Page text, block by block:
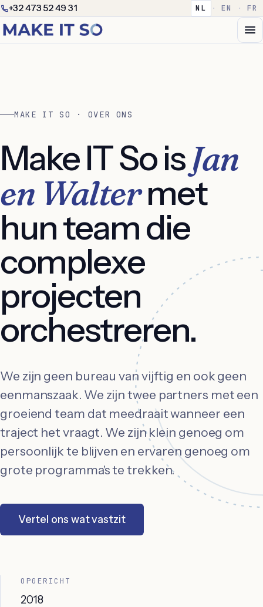
+32 473 52 49 31 NL · EN · FR
MAKE IT SO · OVER ONS
Make IT So isJan
en Waltermet
hun team die
complexe
projecten
orchestreren.
We zijn geen bureau van vijftig en ook geen
eenmanszaak. We zijn twee partners met een
groeiend team dat meedraait wanneer een
traject het vraagt. We zijn klein genoeg om
persoonlijk te blijven en ervaren genoeg om
grote programma's te trekken.
Vertel ons wat vastzit
OPGERICHT
2018